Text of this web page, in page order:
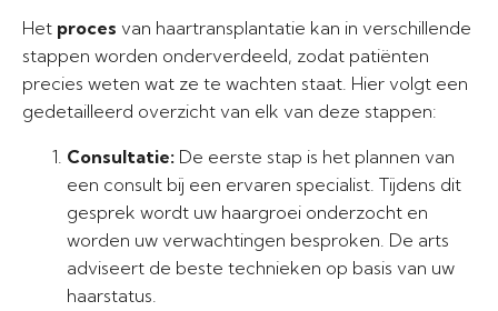
Het proces van haartransplantatie kan in verschillende
stappen worden onderverdeeld, zodat patiënten
precies weten wat ze te wachten staat. Hier volgt een
gedetailleerd overzicht van elk van deze stappen:
Consultatie: De eerste stap is het plannen van
een consult bij een ervaren specialist. Tijdens dit
gesprek wordt uw haargroei onderzocht en
worden uw verwachtingen besproken. De arts
adviseert de beste technieken op basis van uw
haarstatus.